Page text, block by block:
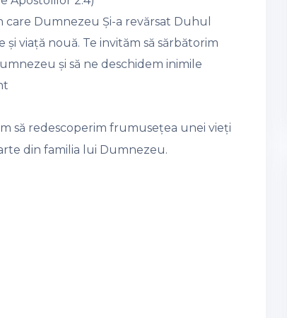
Dumnezeu Și-a revărsat Duhul
viață nouă. Te invităm să sărbătorim
și să ne deschidem inimile
să redescoperim frumusețea unei vieți
din familia lui Dumnezeu.